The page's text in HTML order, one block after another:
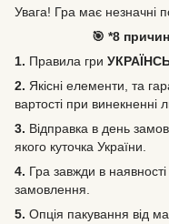
Увага! Гра має незначні
🎯 *8
1. Правила гри
2. Якісні елементи, та
вартості при винекненні
3. Відправка в день
якого куточка України.
4. Гра завжди в
замовлення.
5. Опція пакування від